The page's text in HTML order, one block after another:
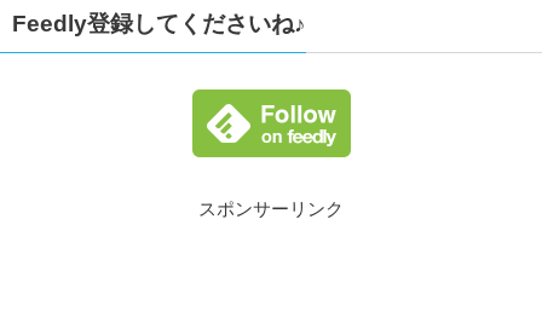
Feedly登録してくださいね♪
スポンサーリンク